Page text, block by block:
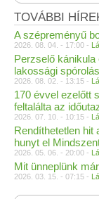
TOVÁBBI
A szépreményű
2026. 08. 04. - 17:00 -
Perzselő
lakossági
2026. 08. 02. - 13:15 -
170 évvel ezelőtt
feltalálta az
2026. 07. 10. - 10:15 -
Rendíthetetlen hit
hunyt el
2026. 05. 06. - 20:00 -
Mit ünneplünk
2026. 03. 15. - 07:15 -